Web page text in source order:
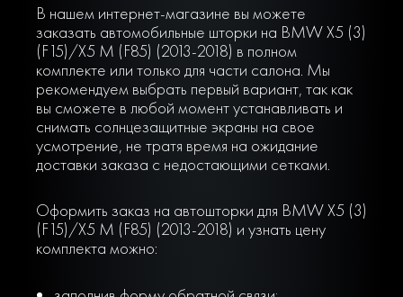
В нашем интернет-магазине вы можете
заказать автомобильные шторки на BMW X5 (3)
(F15)/X5 M (F85) (2013-2018) в полном
комплекте или только для части салона. Мы
рекомендуем выбрать первый вариант, так как
вы сможете в любой момент устанавливать и
снимать солнцезащитные экраны на свое
усмотрение, не тратя время на ожидание
доставки заказа с недостающими сетками.
Оформить заказ на автошторки для BMW X5 (3)
(F15)/X5 M (F85) (2013-2018) и узнать цену
комплекта можно: